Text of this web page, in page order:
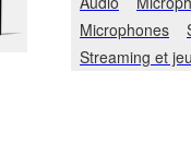
Microphones
Streaming et